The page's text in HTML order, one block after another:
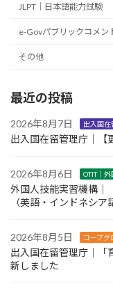
JLPT｜日本語能力試験
e-Govパブリックコメン
その他
最近の投稿
2026年8月7日 出入国在
出入国在留管理庁｜【
2026年8月6日 OTIT｜
外国人技能実習機構｜
（英語・インドネシ
2026年8月5日 コープグ
出入国在留管理庁｜「
新しました